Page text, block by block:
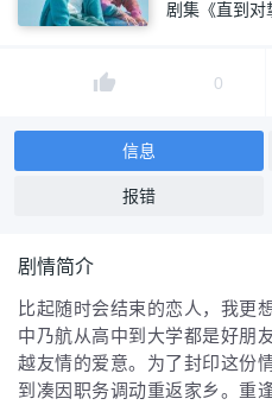
0
剧集《直到对
0
信息
报错
剧情简介
比起随时会结束的恋人，我更
中乃航从高中到大学都是好朋
越友情的爱意。为了封印这份
到凑因职务调动重返家乡。重